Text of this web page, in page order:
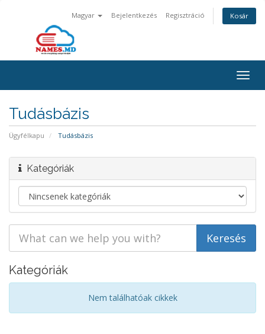
Magyar Bejelentkezés Regisztráció Kosár
Tudásbázis
Ügyfélkapu Tudásbázis
Kategóriák
Kategóriák
Nem találhatóak cikkek